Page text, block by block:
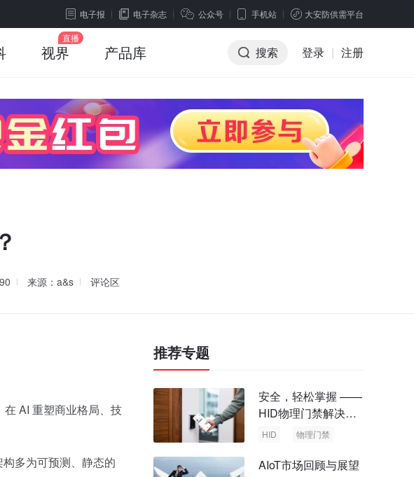
电子报 电子杂志 公众号 手机站 大安防供需平台
视界 产品库 搜索 登录 | 注册
来源：a&s 评论区
AI 重塑商业格局、技
多为可预测、静态的
推荐专题
安全，轻松掌握 ——
HID物理门禁解决方
案，启动智慧安全新
HID 物理门禁
AIoT市场回顾与展望